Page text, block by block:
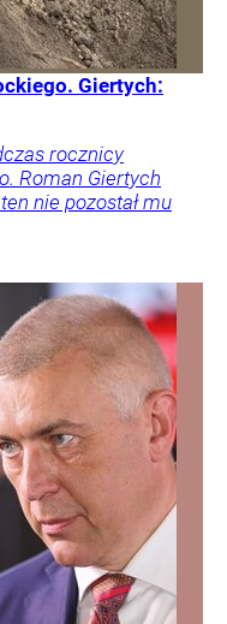
Giertych:
rocznicy
Roman Giertych
nie pozostał mu